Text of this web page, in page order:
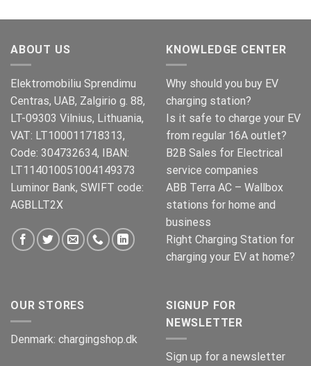
ABOUT US
Elektromobiliu Sprendimu
Centras, UAB, Zalgirio g. 88,
LT-09303 Vilnius, Lithuania,
VAT: LT100011718313,
Code: 304732634, IBAN:
LT114010051004149373
Luminor Bank, SWIFT code:
AGBLLT2X
KNOWLEDGE CENTER
Why should you buy EV
charging station?
Is it safe to charge your EV
from regular 16A outlet?
B2B Sales for Electrical
service companies
ABB Terra AC – Wallbox
stations for home and
business
Right Charging Station for
charging your EV at home?
OUR STORES
Denmark: chargingshop.dk
SIGNUP FOR
NEWSLETTER
Sign up for a newsletter